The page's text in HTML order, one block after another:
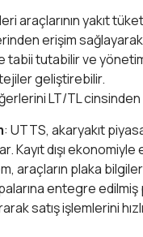
araçlarının yakıt
erişim
tabii tutabilir ve
geliştirebilir.
LT/TL
: UTTS, akaryakıt
Kayıt dışı ekonomiyle
araçların plaka
entegre
satış işlemlerini